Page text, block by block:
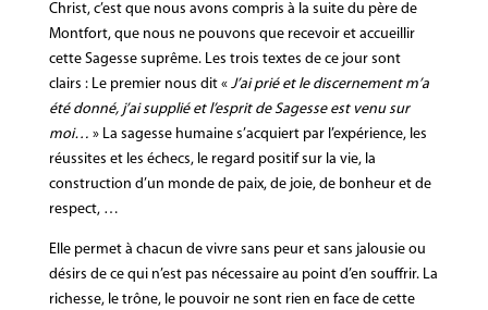
Christ, c’est que nous avons compris à la suite du père de
Montfort, que nous ne pouvons que recevoir et accueillir
cette Sagesse suprême. Les trois textes de ce jour sont
clairs : Le premier nous dit « J’ai prié et le discernement m’a
été donné, j’ai supplié et l’esprit de Sagesse est venu sur
moi… » La sagesse humaine s’acquiert par l’expérience, les
réussites et les échecs, le regard positif sur la vie, la
construction d’un monde de paix, de joie, de bonheur et de
respect, …
Elle permet à chacun de vivre sans peur et sans jalousie ou
désirs de ce qui n’est pas nécessaire au point d’en souffrir. La
richesse, le trône, le pouvoir ne sont rien en face de cette